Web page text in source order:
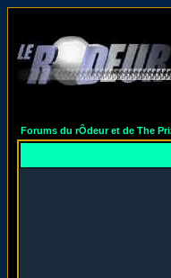
Forums du rÔdeur et de The